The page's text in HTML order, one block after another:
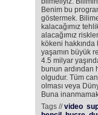
Benim bu
göstermek. Bilime
kalacağımız
alacağımız
kökeni
yaşamın büyük
4.5 milyar
bunun ardından
olgudur. Tüm
olması veya
Buna
Tags //video